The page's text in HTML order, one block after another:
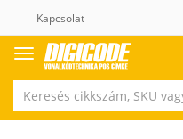
Kapcsolat
Termék
kategóriák